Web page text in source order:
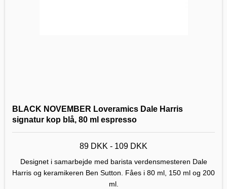
BLACK NOVEMBER Loveramics Dale Harris
signatur kop blå, 80 ml espresso
89 DKK - 109 DKK
Designet i samarbejde med barista verdensmesteren Dale
Harris og keramikeren Ben Sutton. Fåes i 80 ml, 150 ml og 200
ml.